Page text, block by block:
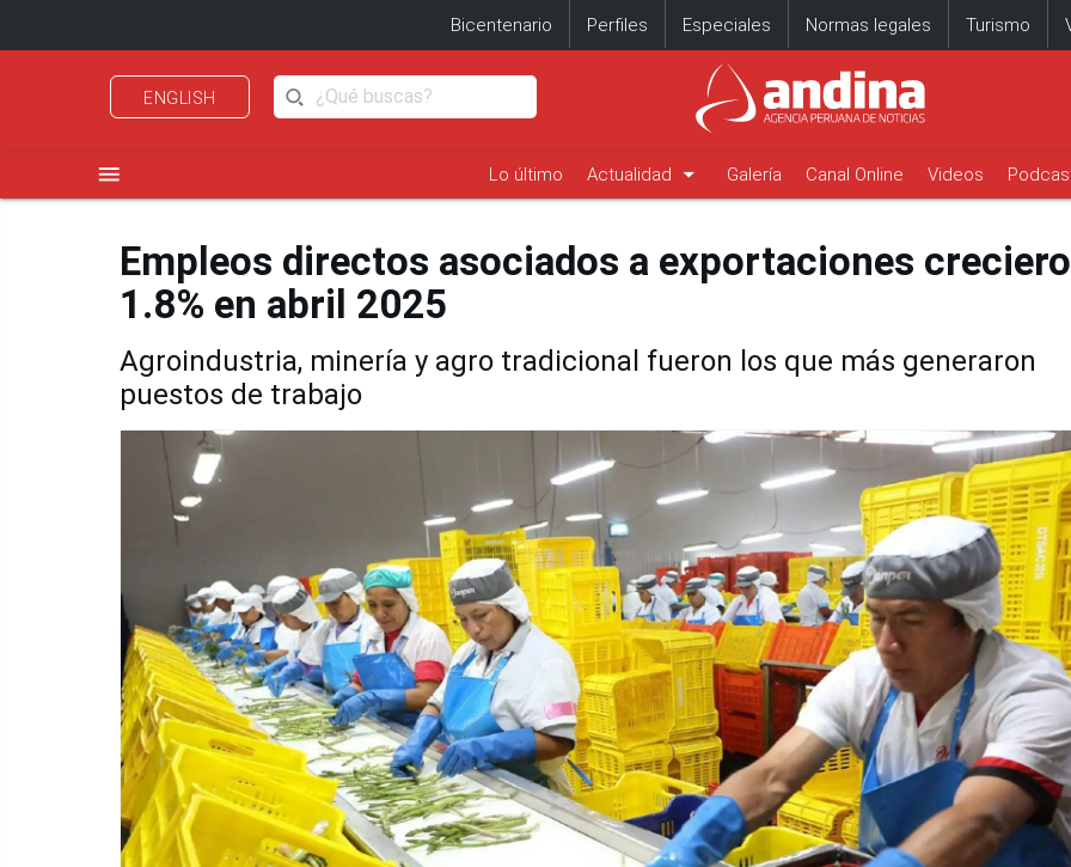
Bicentenario Perfiles Especiales Normas legales Turismo
ENGLISH
menu Lo último Actualidad arrow_drop_down Galería Canal Online Videos
Empleos directos asociados a exportaciones
1.8% en abril 2025
Agroindustria, minería y agro tradicional fueron los que más generaron
puestos de trabajo